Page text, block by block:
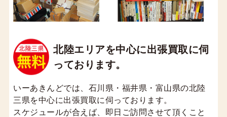
北陸エリアを中心に出張買取に伺
っております。
いーあきんどでは、石川県・福井県・富山県の北陸
三県を中心に出張買取に伺っております。
スケジュールが合えば、即日ご訪問させて頂くこと